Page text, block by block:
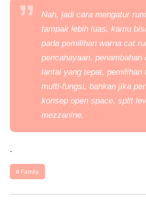
Nah, jadi cara mengatur
tampak lebih luas, kamu
pada pemilihan warna cat
pencahayaan, penambahan
lantai yang tepat, pemilihan
multi-fungsi, bahkan jika
konsep open space, split
mezzanine.
.
Family